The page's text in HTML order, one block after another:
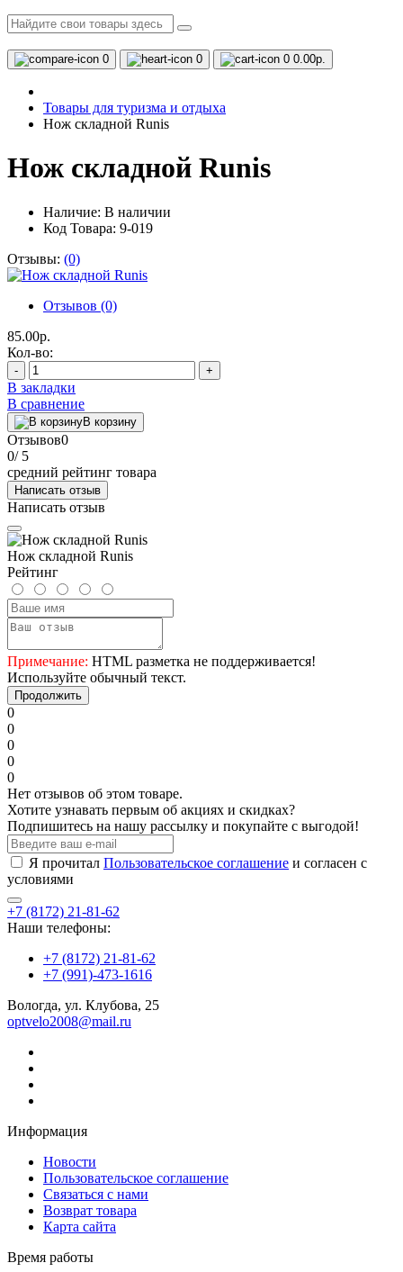
0 0 0 0.00р.
Товары для туризма и отдыха
Нож складной Runis
Нож складной Runis
Наличие: В наличии
Код Товара: 9-019
Отзывы: (0)
Отзывов (0)
85.00р.
Кол-во:
- +
В закладки
В сравнение
В корзину
Отзывов0
0/ 5
средний рейтинг товара
Написать отзыв
Написать отзыв
Нож складной Runis
Рейтинг
Примечание: HTML разметка не поддерживается!
Используйте обычный текст.
Продолжить
0
0
0
0
0
Нет отзывов об этом товаре.
Хотите узнавать первым об акциях и скидках?
Подпишитесь на нашу рассылку и покупайте с выгодой!
Я прочитал Пользовательское соглашение и согласен с
условиями
+7 (8172) 21-81-62
Наши телефоны:
+7 (8172) 21-81-62
+7 (991)-473-1616
Вологда, ул. Клубова, 25
optvelo2008@mail.ru
Информация
Новости
Пользовательское соглашение
Связаться с нами
Возврат товара
Карта сайта
Время работы